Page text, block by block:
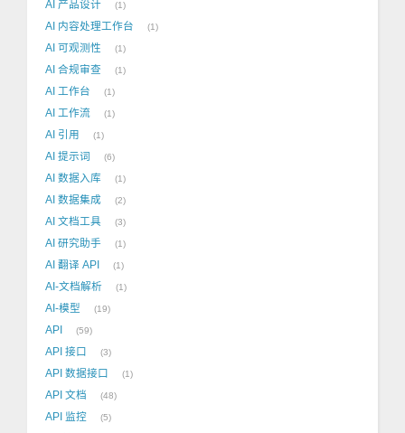
AI 产品设计 1
AI 内容处理工作台 1
AI 可观测性 1
AI 合规审查 1
AI 工作台 1
AI 工作流 1
AI 引用 1
AI 提示词 6
AI 数据入库 1
AI 数据集成 2
AI 文档工具 3
AI 研究助手 1
AI 翻译 API 1
AI-文档解析 1
AI-模型 19
API 59
API 接口 3
API 数据接口 1
API 文档 48
API 监控 5